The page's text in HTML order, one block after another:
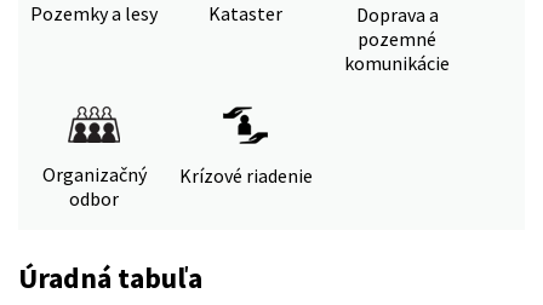
Pozemky a lesy Kataster
Doprava a
pozemné
komunikácie
Organizačný
odbor
Krízové riadenie
Úradná tabuľa